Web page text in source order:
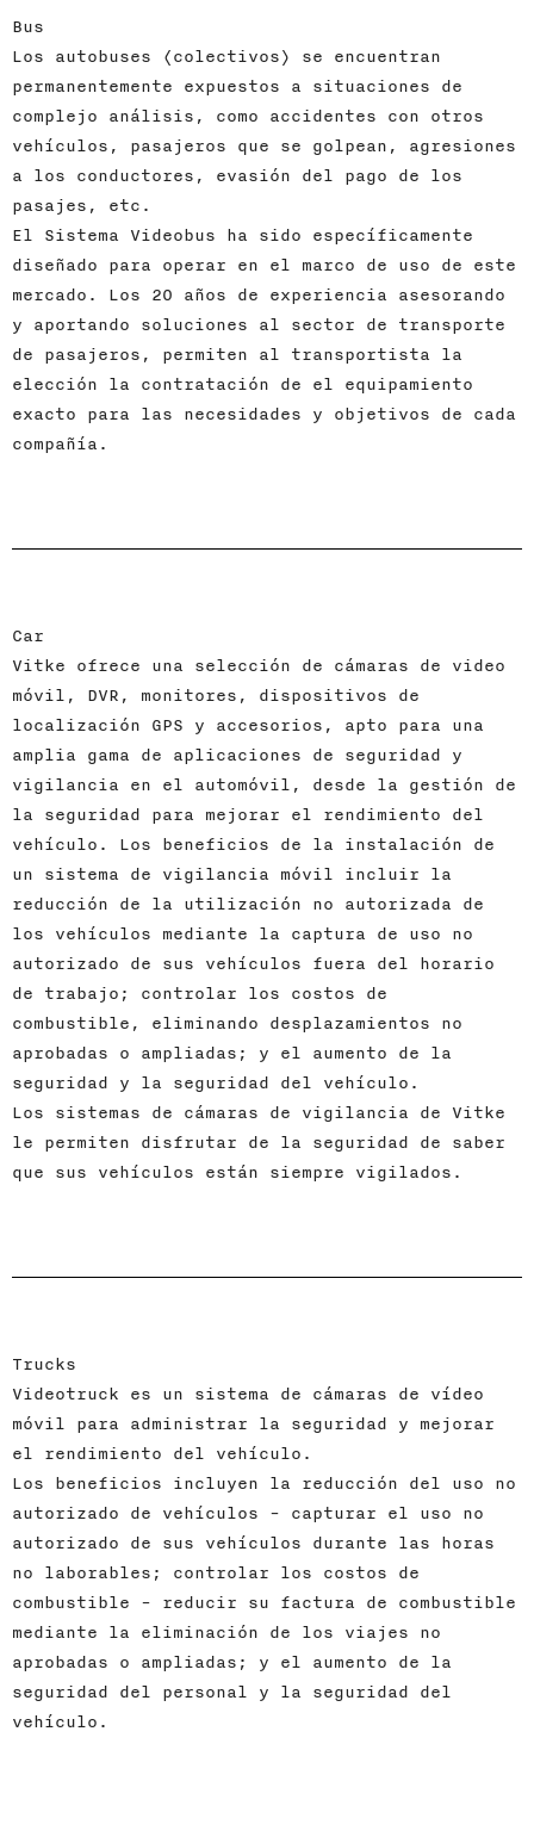
Bus
Los autobuses (colectivos) se encuentran
permanentemente expuestos a situaciones de
complejo análisis, como accidentes con otros
vehículos, pasajeros que se golpean, agresiones
a los conductores, evasión del pago de los
pasajes, etc.
El Sistema Videobus ha sido específicamente
diseñado para operar en el marco de uso de este
mercado. Los 20 años de experiencia asesorando
y aportando soluciones al sector de transporte
de pasajeros, permiten al transportista la
elección la contratación de el equipamiento
exacto para las necesidades y objetivos de cada
compañía.
Car
Vitke ofrece una selección de cámaras de video
móvil, DVR, monitores, dispositivos de
localización GPS y accesorios, apto para una
amplia gama de aplicaciones de seguridad y
vigilancia en el automóvil, desde la gestión de
la seguridad para mejorar el rendimiento del
vehículo. Los beneficios de la instalación de
un sistema de vigilancia móvil incluir la
reducción de la utilización no autorizada de
los vehículos mediante la captura de uso no
autorizado de sus vehículos fuera del horario
de trabajo; controlar los costos de
combustible, eliminando desplazamientos no
aprobadas o ampliadas; y el aumento de la
seguridad y la seguridad del vehículo.
Los sistemas de cámaras de vigilancia de Vitke
le permiten disfrutar de la seguridad de saber
que sus vehículos están siempre vigilados.
Trucks
Videotruck es un sistema de cámaras de vídeo
móvil para administrar la seguridad y mejorar
el rendimiento del vehículo.
Los beneficios incluyen la reducción del uso no
autorizado de vehículos - capturar el uso no
autorizado de sus vehículos durante las horas
no laborables; controlar los costos de
combustible - reducir su factura de combustible
mediante la eliminación de los viajes no
aprobadas o ampliadas; y el aumento de la
seguridad del personal y la seguridad del
vehículo.